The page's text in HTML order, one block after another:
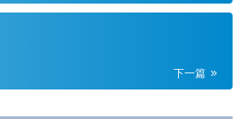
下一篇